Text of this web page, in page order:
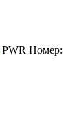
PWR Номер: